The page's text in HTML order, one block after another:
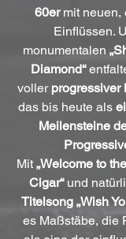
60er mit neuen,
Einflüssen.
monumentalen
Diamond“
voller progressiver
das bis heute als
Meilensteine
Mit „Welcome to
Cigar“ und
Titelsong „Wish
es Maßstäbe, die